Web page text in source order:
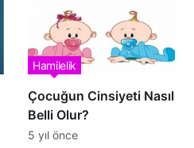
Çocuğun Cinsiyeti Nasıl
Belli Olur?
Hamilelik
5 yıl önce